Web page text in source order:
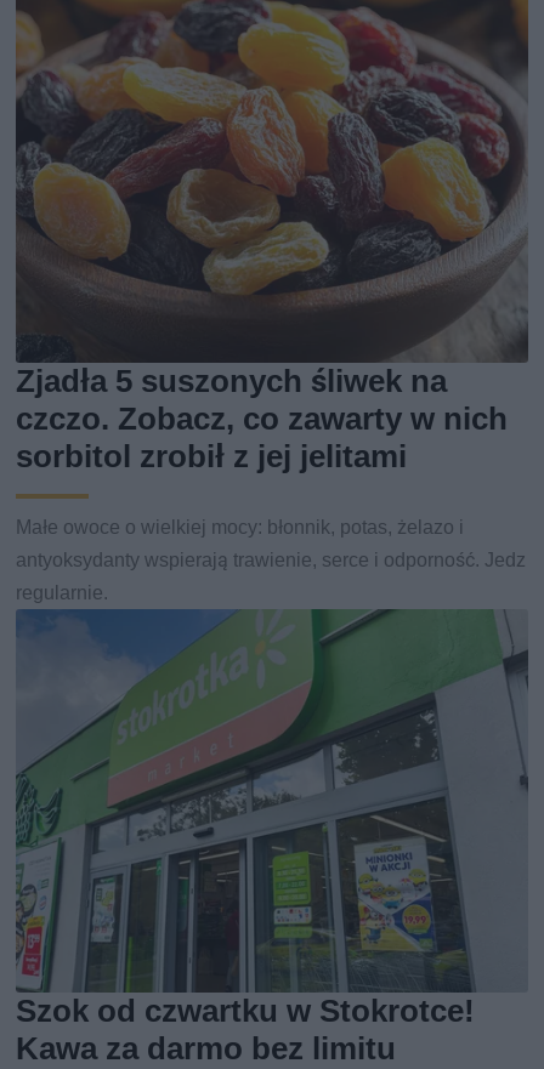
Zjadła 5 suszonych śliwek na
czczo. Zobacz, co zawarty w nich
sorbitol zrobił z jej jelitami
Małe owoce o wielkiej mocy: błonnik, potas, żelazo i
antyoksydanty wspierają trawienie, serce i odporność. Jedz
regularnie.
Szok od czwartku w Stokrotce!
Kawa za darmo bez limitu